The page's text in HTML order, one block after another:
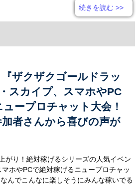
続きを読む >>
『ザクザクゴールドラッ
スカイプ、スマホやPC
ープロチャット大会！
者さんから喜びの声が
がり！絶対稼げるシリーズの人気イベン
ホやPCで絶対稼げるニュープロチャッ
んでこんなに楽しそうにみんな稼いでる